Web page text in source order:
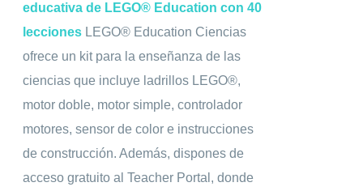
educativa de LEGO® Education con 40
lecciones LEGO® Education Ciencias
ofrece un kit para la enseñanza de las
ciencias que incluye ladrillos LEGO®,
motor doble, motor simple, controlador
motores, sensor de color e instrucciones
de construcción. Además, dispones de
acceso gratuito al Teacher Portal, donde